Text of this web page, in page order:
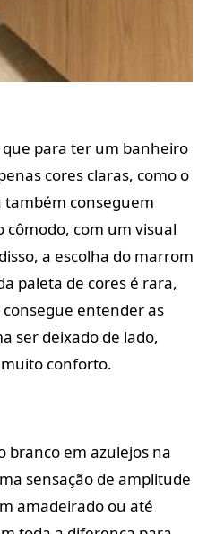
para ter um banheiro
cores claras, como o
conseguem
com um visual
a escolha do marrom
paleta de cores é rara,
entender as
ser deixado de lado,
conforto.
branco em azulejos na
sensação de amplitude
amadeirado ou até